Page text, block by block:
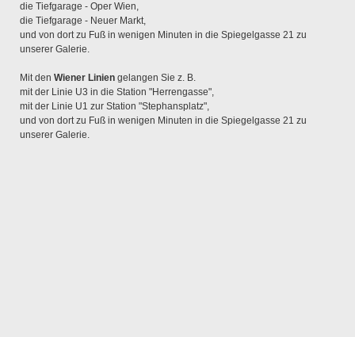
die Tiefgarage - Oper Wien,
die Tiefgarage - Neuer Markt,
und von dort zu Fuß in wenigen Minuten in die Spiegelgasse 21 zu
unserer Galerie.
Mit den Wiener Linien gelangen Sie z. B.
mit der Linie U3 in die Station "Herrengasse",
mit der Linie U1 zur Station "Stephansplatz",
und von dort zu Fuß in wenigen Minuten in die Spiegelgasse 21 zu
unserer Galerie.